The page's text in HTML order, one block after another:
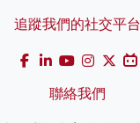
追蹤我們的社交平台
聯絡我們